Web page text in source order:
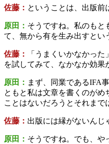
佐藤： ということは、出版前
原田： そうですね。私のもと
て、無から有を生み出すとい
佐藤：
「うまくいかなかっ
を試してみて、なかなか効果
原田： まず、同業であるIFA
ともと私は文章を書くのがめ
ことはないだろうとそれまで
佐藤： 出版には縁がないんじ
原田： そうですね。でも、